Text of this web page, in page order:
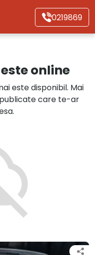
0219869
online
este disponibil. Mai
care te-ar